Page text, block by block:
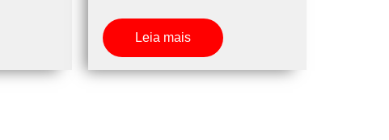
Leia mais